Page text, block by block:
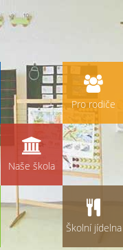
Pro rodiče
Naše škola
Školní jídelna